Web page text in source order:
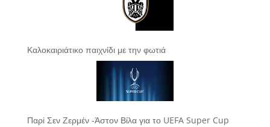
Καλοκαιριάτικο παιχνίδι με την φωτιά
Παρί Σεν Ζερμέν -Άστον Βίλα για το UEFA Super Cup